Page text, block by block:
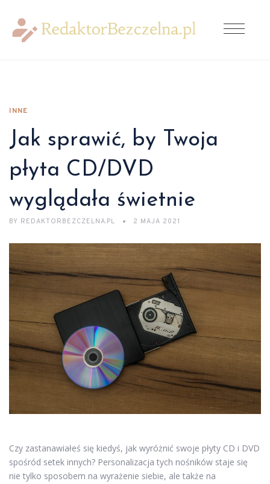
INNE
Jak sprawić, by Twoja
płyta CD/DVD
wyglądała świetnie
BY REDAKTORBEZCZELNA.PL 2 MAJA 2021
Czy zastanawiałeś się kiedyś, jak wyróżnić swoje płyty CD i DVD
spośród setek innych? Personalizacja tych nośników staje się
nie tylko sposobem na wyrażenie siebie, ale także na